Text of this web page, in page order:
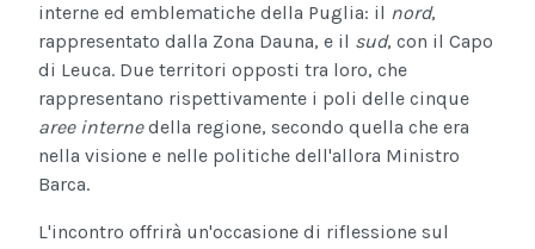
interne ed emblematiche della Puglia: il nord,
rappresentato dalla Zona Dauna, e il sud, con il Capo
di Leuca. Due territori opposti tra loro, che
rappresentano rispettivamente i poli delle cinque
aree internedella regione, secondo quella che era
nella visione e nelle politiche dell'allora Ministro
Barca.
L'incontro offrirà un'occasione di riflessione sul